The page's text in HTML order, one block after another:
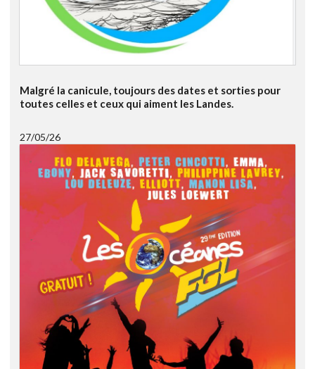
Malgré la canicule, toujours des dates et sorties pour
toutes celles et ceux qui aiment les Landes.
27/05/26